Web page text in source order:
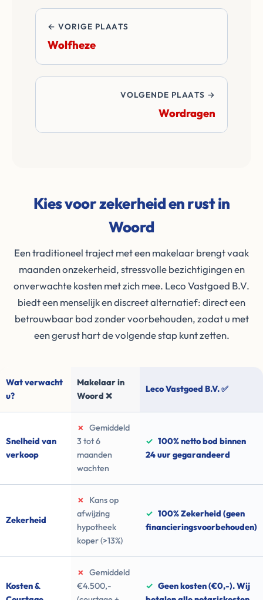
← VORIGE PLAATS
Wolfheze
VOLGENDE PLAATS →
Wordragen
Kies voor zekerheid en rust in
Woord
Een traditioneel traject met een makelaar brengt vaak
maanden onzekerheid, stressvolle bezichtigingen en
onverwachte kosten met zich mee. Leco Vastgoed B.V.
biedt een menselijk en discreet alternatief: direct een
betrouwbaar bod zonder voorbehouden, zodat u met
een gerust hart de volgende stap kunt zetten.
Wat verwacht
u?
Makelaar in
Woord ❌
Leco Vastgoed B.V. ✅
Snelheid van
verkoop
✗
Gemiddeld
3 tot 6
maanden
wachten
✓ 100% netto bod binnen
24 uur gegarandeerd
Zekerheid
✗
Kans op
afwijzing
hypotheek
koper (>13%)
✓ 100% Zekerheid (geen
financieringsvoorbehouden)
Kosten &
✗
Gemiddeld
€4.500,-
✓ Geen kosten (€0,-). Wij